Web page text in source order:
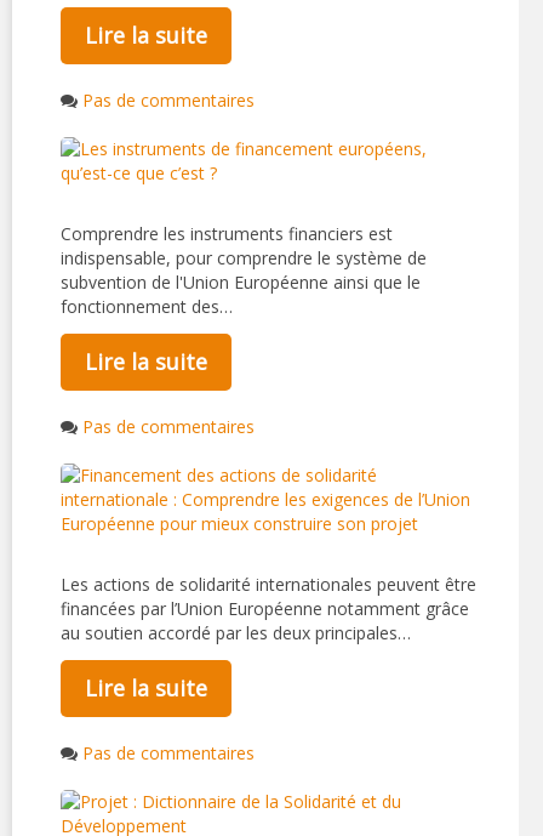
Lire la suite
Pas de commentaires
Comprendre les instruments financiers est
indispensable, pour comprendre le système de
subvention de l'Union Européenne ainsi que le
fonctionnement des…
Lire la suite
Pas de commentaires
Les actions de solidarité internationales peuvent être
financées par l’Union Européenne notamment grâce
au soutien accordé par les deux principales…
Lire la suite
Pas de commentaires